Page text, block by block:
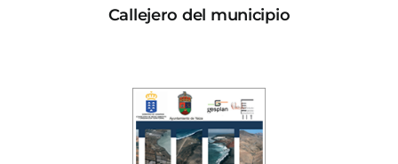
Callejero del municipio